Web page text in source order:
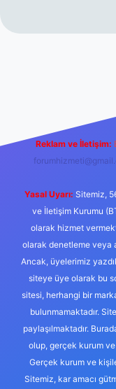
Reklam ve İletişim:
Yasal Uyarı: Sitemiz,
ve İletişim Kurumu
olarak hizmet
olarak denetleme veya
Ancak, üyelerimiz
siteye üye olarak bu
sitesi, herhangi bir
bulunmamaktadır.
paylaşılmaktadır.
olup, gerçek kurum ve
Gerçek kurum ve
Sitemiz, kar amacı